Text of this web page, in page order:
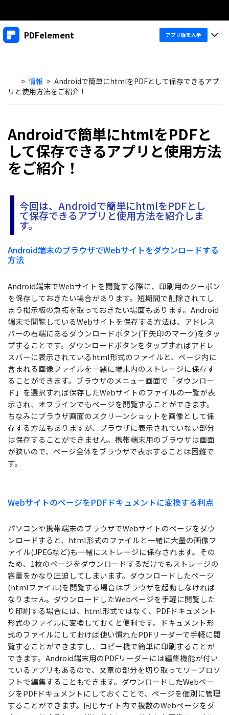
製品
ソリューション
企業情報
サポート
PDFelement アプリ版を入手
デスクトップ
PDFelement Mac版
アプリ
PDFelement iOS版
PDFelement Android版
Cloud
PDFelement Cloud
PDF を Excel に変換
PDF を圧縮
PDF を結合
PDF をトリミング
他のオンラインツール
製品機能
PDF 作成
PDF 変換
PDF 編集
OCR
PDF 圧縮
ページ処理
トリミング
一括処理
共有・保護
PDF 共有
PDF データ抽出
PDF 保護
PDF 電子署名
PDF 閲覧
PDF 注釈
PDF 印刷
PDF 翻訳
AI ツール
個人向け
法人向け
教育向け
製品ガイド
Windowsユーザー向け
iOSユーザー向け
PDFelement 12へ
アップグレード！
ヘルプ＆リソース
PDFに関するコツ
士業に役立つ
確定申告
テレワークに関する
活用Tips
活用教室
役立つPDFテンプレート
PowerPointテンプレート
年賀状テンプレート
履歴書テンプレート
動画で学ぶ
お問い合わせ
専門スタッフ直通
050-3066-4378
受付 月~金 10:00-13:00 / 15:00-19:30
ユーザーの声
私たちをフォロー
ログイン
検索
> 情報 > Androidで簡単にhtmlをPDFとして保存できるアプ
リと使用方法をご紹介！
Androidで簡単にhtmlをPDFと
して保存できるアプリと使用方法
をご紹介！
今回は、Androidで簡単にhtmlをPDFとし
て保存できるアプリと使用方法を紹介しま
す。
Android端末のブラウザでWebサイトをダウンロードする
方法
Android端末でWebサイトを閲覧する際に、印刷用のクーポン
を保存しておきたい場合があります。短期間で削除されてし
まう掲示板の魚拓を取っておきたい場面もあります。Android
端末で閲覧しているWebサイトを保存する方法は、アドレス
バーの右端にあるダウンロードボタン(下矢印のマーク)をタッ
プすることです。ダウンロードボタンをタップすればアドレ
スバーに表示されているhtml形式のファイルと、ページ内に
含まれる画像ファイルを一緒に端末内のストレージに保存す
ることができます。ブラウザのメニュー画面で「ダウンロー
ド」を選択すれば保存したWebサイトのファイルの一覧が表
示され、オフラインでもページを閲覧することができます。
ちなみにブラウザ画面のスクリーンショットを画像として保
存する方法もありますが、ブラウザに表示されていない部分
は保存することができません。携帯端末用のブラウザは画面
が狭いので、ページ全体をブラウザで表示することは困難で
す。
WebサイトのページをPDFドキュメントに変換する利点
パソコンや携帯端末のブラウザでWebサイトのページをダウ
ンロードすると、html形式のファイルと一緒に大量の画像フ
ァイル(JPEGなど)も一緒にストレージに保存されます。その
ため、1枚のページをダウンロードするだけでもストレージの
容量をかなり圧迫してしまいます。ダウンロードしたページ
(htmlファイル)を閲覧する場合はブラウザを起動しなければ
なりません。ダウンロードしたWebページを手軽に閲覧した
り印刷する場合には、html形式ではなく、PDFドキュメント
形式のファイルに変換しておくと便利です。ドキュメント形
式のファイルにしておけば使い慣れたPDFリーダーで手軽に閲
覧することができますし、コピー機で簡単に印刷することが
できます。Android端末用のPDFリーダーには編集機能が付い
ているアプリもあるので、文章の部分を切り取ってワープロソ
フトで編集することもできます。ダウンロードしたWebペー
ジをPDFドキュメントにしておくことで、ページを個別に管理
することができます。同じサイト内で複数のWebページをダ